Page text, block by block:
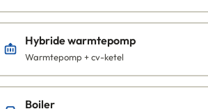
Hybride warmtepomp
Warmtepomp + cv-ketel
Boiler